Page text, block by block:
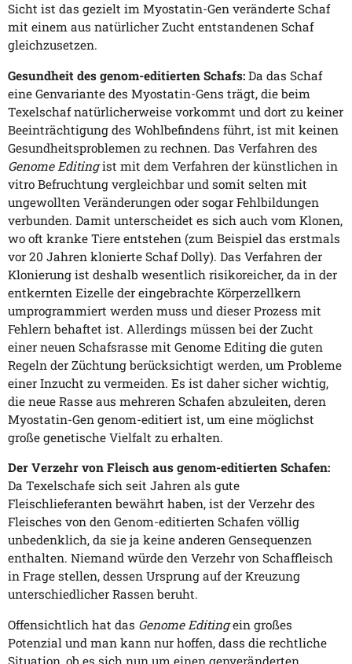
Sicht ist das gezielt im Myostatin-Gen veränderte Schaf
mit einem aus natürlicher Zucht entstandenen Schaf
gleichzusetzen.
Gesundheit des genom-editierten Schafs: Da das Schaf
eine Genvariante des Myostatin-Gens trägt, die beim
Texelschaf natürlicherweise vorkommt und dort zu keiner
Beeinträchtigung des Wohlbefindens führt, ist mit keinen
Gesundheitsproblemen zu rechnen. Das Verfahren des
Genome Editingist mit dem Verfahren der künstlichen in
vitro Befruchtung vergleichbar und somit selten mit
ungewollten Veränderungen oder sogar Fehlbildungen
verbunden. Damit unterscheidet es sich auch vom Klonen,
wo oft kranke Tiere entstehen (zum Beispiel das erstmals
vor 20 Jahren klonierte Schaf Dolly). Das Verfahren der
Klonierung ist deshalb wesentlich risikoreicher, da in der
entkernten Eizelle der eingebrachte Körperzellkern
umprogrammiert werden muss und dieser Prozess mit
Fehlern behaftet ist. Allerdings müssen bei der Zucht
einer neuen Schafsrasse mit Genome Editing die guten
Regeln der Züchtung berücksichtigt werden, um Probleme
einer Inzucht zu vermeiden. Es ist daher sicher wichtig,
die neue Rasse aus mehreren Schafen abzuleiten, deren
Myostatin-Gen genom-editiert ist, um eine möglichst
große genetische Vielfalt zu erhalten.
Der Verzehr von Fleisch aus genom-editierten Schafen:
Da Texelschafe sich seit Jahren als gute
Fleischlieferanten bewährt haben, ist der Verzehr des
Fleisches von den Genom-editierten Schafen völlig
unbedenklich, da sie ja keine anderen Gensequenzen
enthalten. Niemand würde den Verzehr von Schaffleisch
in Frage stellen, dessen Ursprung auf der Kreuzung
unterschiedlicher Rassen beruht.
Offensichtlich hat das Genome Editingein großes
Potenzial und man kann nur hoffen, dass die rechtliche
Situation, ob es sich nun um einen genveränderten